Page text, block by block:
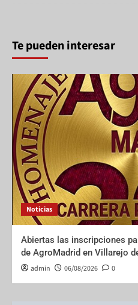
Te pueden interesar
Noticias
Abiertas las inscripciones
de AgroMadrid en Villarejo
admin 06/08/2026 0